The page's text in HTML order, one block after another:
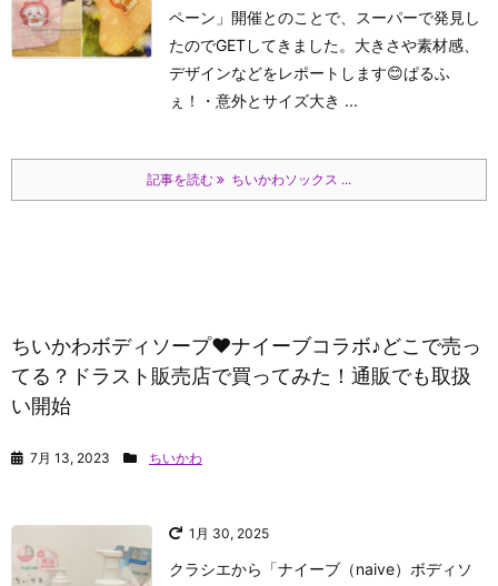
ペーン」開催とのことで、スーパーで発見し
たのでGETしてきました。大きさや素材感、
デザインなどをレポートします😊ぱるふ
ぇ！
・意外とサイズ大き ...
記事を読む ちいかわソックス ...
ちいかわボディソープ❤ナイーブコラボ♪どこで売っ
てる？ドラスト販売店で買ってみた！通販でも取扱
い開始
7月 13, 2023 ちいかわ
1月 30, 2025
クラシエから「ナイーブ（naive）ボディソ